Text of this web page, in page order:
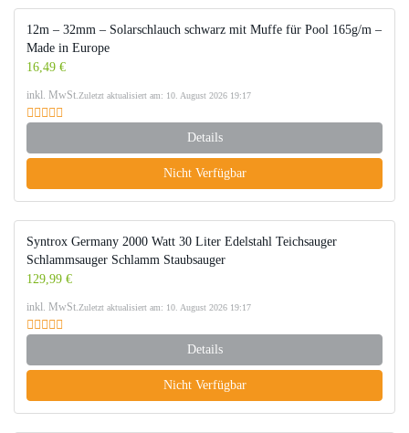
12m – 32mm – Solarschlauch schwarz mit Muffe für Pool 165g/m –
Made in Europe
16,49 €
inkl. MwSt.Zuletzt aktualisiert am: 10. August 2026 19:17
Details
Nicht Verfügbar
Syntrox Germany 2000 Watt 30 Liter Edelstahl Teichsauger
Schlammsauger Schlamm Staubsauger
129,99 €
inkl. MwSt.Zuletzt aktualisiert am: 10. August 2026 19:17
Details
Nicht Verfügbar